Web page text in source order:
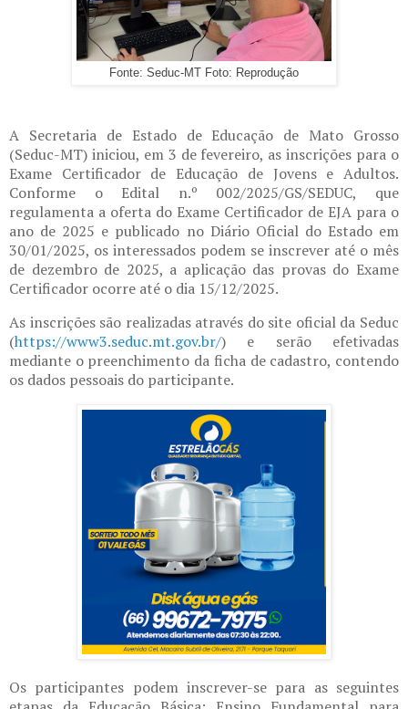
Fonte: Seduc-MT Foto: Reprodução
A Secretaria de Estado de Educação de Mato Grosso
(Seduc-MT) iniciou, em 3 de fevereiro, as inscrições para o
Exame Certificador de Educação de Jovens e Adultos.
Conforme o Edital n.º 002/2025/GS/SEDUC, que
regulamenta a oferta do Exame Certificador de EJA para o
ano de 2025 e publicado no Diário Oficial do Estado em
30/01/2025, os interessados podem se inscrever até o mês
de dezembro de 2025, a aplicação das provas do Exame
Certificador ocorre até o dia 15/12/2025.
As inscrições são realizadas através do site oficial da Seduc
(https://www3.seduc.mt.gov.br/) e serão efetivadas
mediante o preenchimento da ficha de cadastro, contendo
os dados pessoais do participante.
Os participantes podem inscrever-se para as seguintes